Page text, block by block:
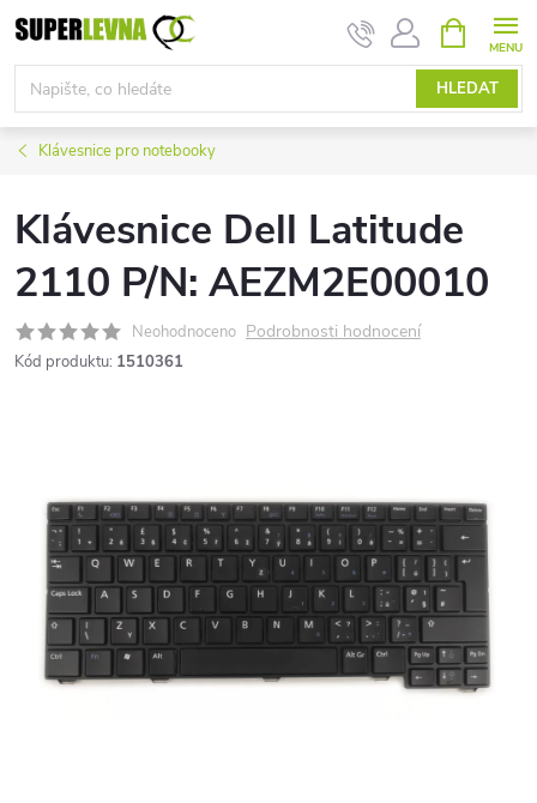
Přejít
na
obsah
HLEDAT
NÁKUPNÍ
KOŠÍK
Klávesnice pro notebooky
Klávesnice Dell Latitude
2110 P/N: AEZM2E00010
Neohodnoceno Podrobnosti hodnocení
Kód produktu: 1510361